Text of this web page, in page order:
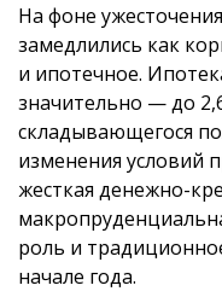
На фоне
замедлились как
и ипотечное.
значительно — до
складывающегося
изменения условий
жесткая денежно-
роль и
начале года.